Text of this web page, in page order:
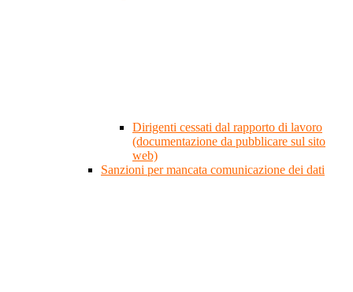
Dirigenti cessati dal rapporto di lavoro
(documentazione da pubblicare sul sito
web)
Sanzioni per mancata comunicazione dei dati